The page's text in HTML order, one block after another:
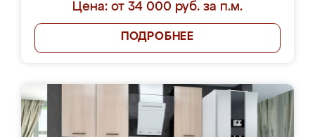
Цена: от 34 000 руб. за п.м.
ПОДРОБНЕЕ